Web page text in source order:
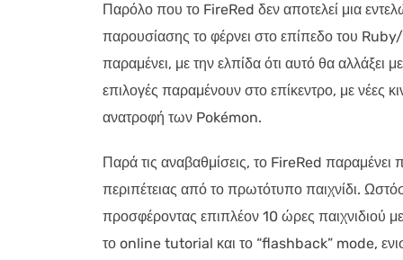
Παρόλο που το FireRed δεν αποτελεί μια
παρουσίασης το φέρνει στο επίπεδο του
παραμένει, με την ελπίδα ότι αυτό θα
επιλογές παραμένουν στο επίκεντρο, με νέες
ανατροφή των Pokémon.
Παρά τις αναβαθμίσεις, το FireRed
περιπέτειας από το πρωτότυπο παιχνίδι.
προσφέροντας επιπλέον 10 ώρες παιχνιδιού
το online tutorial και το “flashback” mode,